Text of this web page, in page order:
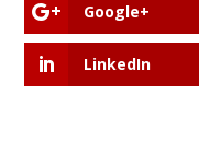
Google+
LinkedIn